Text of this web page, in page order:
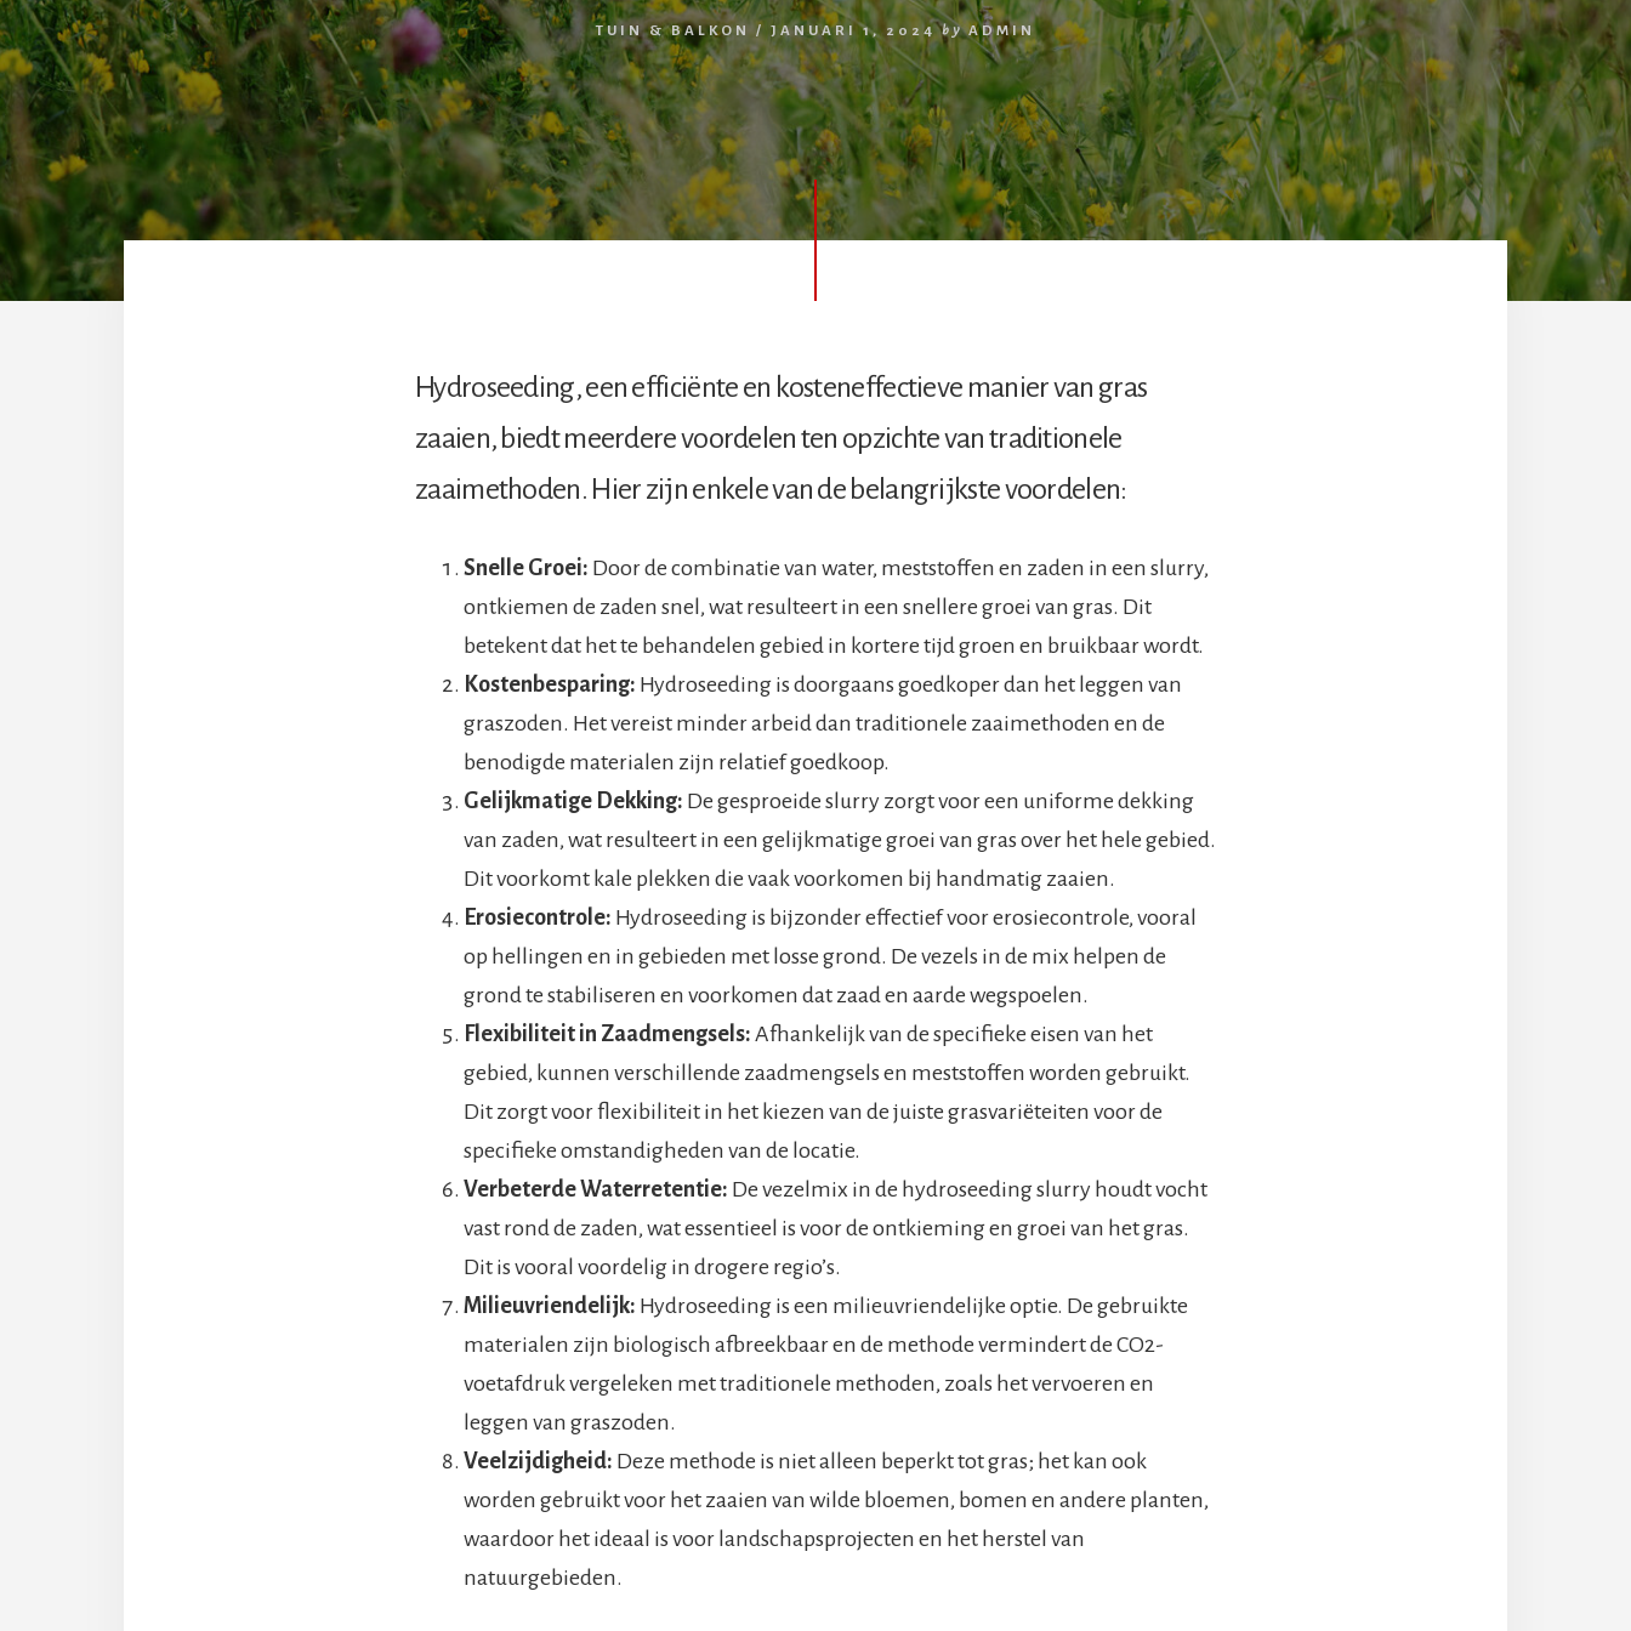
TUIN & BALKON / JANUARI 1, 2024 by ADMIN
Hydroseeding, een efficiënte en kosteneffectieve manier van gras
zaaien, biedt meerdere voordelen ten opzichte van traditionele
zaaimethoden. Hier zijn enkele van de belangrijkste voordelen:
Snelle Groei: Door de combinatie van water, meststoffen en zaden in een slurry,
ontkiemen de zaden snel, wat resulteert in een snellere groei van gras. Dit
betekent dat het te behandelen gebied in kortere tijd groen en bruikbaar wordt.
Kostenbesparing: Hydroseeding is doorgaans goedkoper dan het leggen van
graszoden. Het vereist minder arbeid dan traditionele zaaimethoden en de
benodigde materialen zijn relatief goedkoop.
Gelijkmatige Dekking: De gesproeide slurry zorgt voor een uniforme dekking
van zaden, wat resulteert in een gelijkmatige groei van gras over het hele gebied.
Dit voorkomt kale plekken die vaak voorkomen bij handmatig zaaien.
Erosiecontrole: Hydroseeding is bijzonder effectief voor erosiecontrole, vooral
op hellingen en in gebieden met losse grond. De vezels in de mix helpen de
grond te stabiliseren en voorkomen dat zaad en aarde wegspoelen.
Flexibiliteit in Zaadmengsels: Afhankelijk van de specifieke eisen van het
gebied, kunnen verschillende zaadmengsels en meststoffen worden gebruikt.
Dit zorgt voor flexibiliteit in het kiezen van de juiste grasvariëteiten voor de
specifieke omstandigheden van de locatie.
Verbeterde Waterretentie: De vezelmix in de hydroseeding slurry houdt vocht
vast rond de zaden, wat essentieel is voor de ontkieming en groei van het gras.
Dit is vooral voordelig in drogere regio’s.
Milieuvriendelijk: Hydroseeding is een milieuvriendelijke optie. De gebruikte
materialen zijn biologisch afbreekbaar en de methode vermindert de CO2-
voetafdruk vergeleken met traditionele methoden, zoals het vervoeren en
leggen van graszoden.
Veelzijdigheid: Deze methode is niet alleen beperkt tot gras; het kan ook
worden gebruikt voor het zaaien van wilde bloemen, bomen en andere planten,
waardoor het ideaal is voor landschapsprojecten en het herstel van
natuurgebieden.